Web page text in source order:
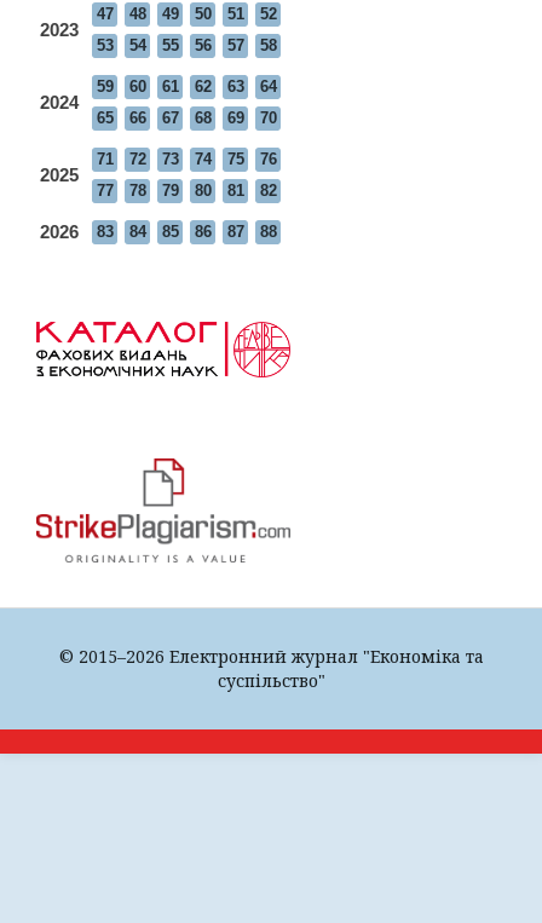
2023
47 48 49 50 51
52
53
54 55 56 57 58
2024
59 60 61 62 63
64
65
66 67 68 69 70
2025
71 72 73 74 75
76
77
78 79 80 81 82
2026 83 84 85 86 87 88
© 2015–2026 Електронний журнал "Економіка та
суспільство"